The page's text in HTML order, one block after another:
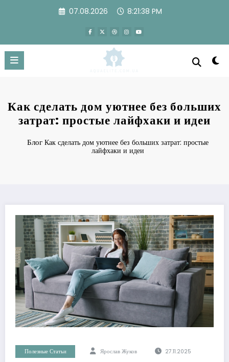
07.08.2026 8:21:39 PM
Как сделать дом уютнее без больших
затрат: простые лайфхаки и идеи
Блог Как сделать дом уютнее без больших затрат: простые
лайфхаки и идеи
Полезные Статьи Ярослав Жуков 27.11.2025